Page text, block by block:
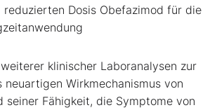
Dosis Obefazimod für die
klinischer Laboranalysen zur
neuartigen Wirkmechanismus von
seiner Fähigkeit, die Symptome von